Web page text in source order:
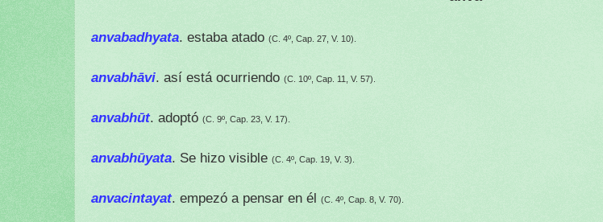
anvabadhyata. estaba atado (C. 4º, Cap. 27, V. 10).
anvabhāvi. así está ocurriendo (C. 10º, Cap. 11, V. 57).
anvabhūt. adoptó (C. 9º, Cap. 23, V. 17).
anvabhūyata. Se hizo visible (C. 4º, Cap. 19, V. 3).
anvacintayat. empezó a pensar en él (C. 4º, Cap. 8, V. 70).